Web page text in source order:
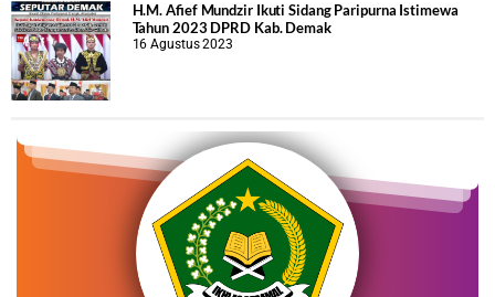
H.M. Afief Mundzir Ikuti Sidang Paripurna Istimewa
Tahun 2023 DPRD Kab. Demak
16 Agustus 2023